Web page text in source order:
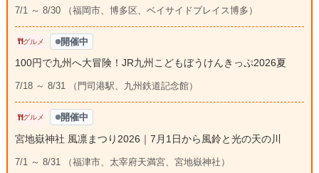
7/1 ～ 8/30 （福岡市、博多区、ベイサイドプレイス博多）
グルメ 開催中
100円で九州へ大冒険！JR九州こどもぼうけんきっぷ2026夏
7/18 ～ 8/31 （門司港駅、九州鉄道記念館）
グルメ 開催中
宮地嶽神社 風凛まつり2026｜7月1日から風鈴と光の天の川
7/1 ～ 8/31 （福津市、太宰府天満宮、宮地嶽神社）